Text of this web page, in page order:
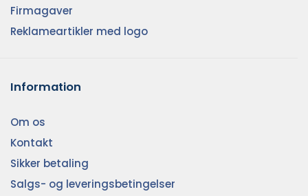
Firmagaver
Reklameartikler med logo
Information
Om os
Kontakt
Sikker betaling
Salgs- og leveringsbetingelser